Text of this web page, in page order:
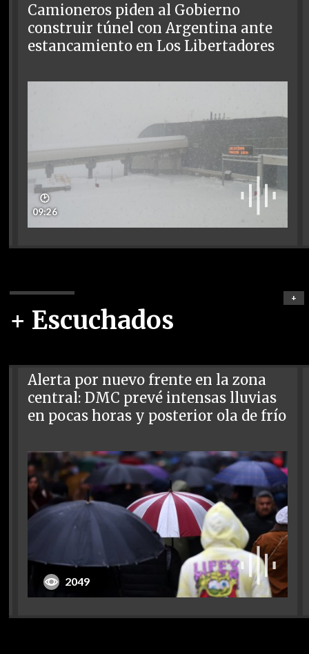
Camioneros piden al Gobierno
construir túnel con Argentina ante
estancamiento en Los Libertadores
🕑
09:26
+ Escuchados
+
Alerta por nuevo frente en la zona
central: DMC prevé intensas lluvias
en pocas horas y posterior ola de frío
2049